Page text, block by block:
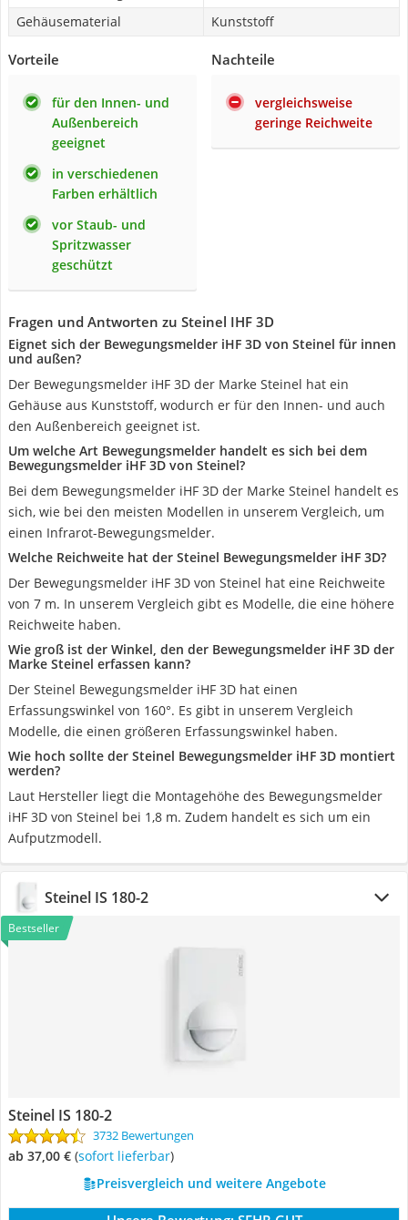
Gehäusematerial
Kunststoff
Vorteile
für den Innen- und
Außenbereich
geeignet
in verschiedenen
Farben erhältlich
vor Staub- und
Spritzwasser
geschützt
Nachteile
vergleichsweise
geringe Reichweite
Fragen und Antworten zu Steinel IHF 3D
Eignet sich der Bewegungsmelder iHF 3D von Steinel für innen
und außen?
Der Bewegungsmelder iHF 3D der Marke Steinel hat ein
Gehäuse aus Kunststoff, wodurch er für den Innen- und auch
den Außenbereich geeignet ist.
Um welche Art Bewegungsmelder handelt es sich bei dem
Bewegungsmelder iHF 3D von Steinel?
Bei dem Bewegungsmelder iHF 3D der Marke Steinel handelt es
sich, wie bei den meisten Modellen in unserem Vergleich, um
einen Infrarot-Bewegungsmelder.
Welche Reichweite hat der Steinel Bewegungsmelder iHF 3D?
Der Bewegungsmelder iHF 3D von Steinel hat eine Reichweite
von 7 m. In unserem Vergleich gibt es Modelle, die eine höhere
Reichweite haben.
Wie groß ist der Winkel, den der Bewegungsmelder iHF 3D der
Marke Steinel erfassen kann?
Der Steinel Bewegungsmelder iHF 3D hat einen
Erfassungswinkel von 160°. Es gibt in unserem Vergleich
Modelle, die einen größeren Erfassungswinkel haben.
Wie hoch sollte der Steinel Bewegungsmelder iHF 3D montiert
werden?
Laut Hersteller liegt die Montagehöhe des Bewegungsmelder
iHF 3D von Steinel bei 1,8 m. Zudem handelt es sich um ein
Aufputzmodell.
Steinel IS 180-2
Bestseller
Steinel IS 180-2
3732 Bewertungen
ab 37,00 € ( Sofort lieferbar)
Preisvergleich und weitere Angebote